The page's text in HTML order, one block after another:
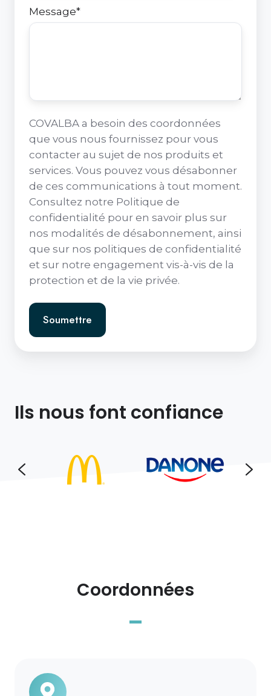
Message*
COVALBA a besoin des coordonnées
que vous nous fournissez pour vous
contacter au sujet de nos produits et
services. Vous pouvez vous désabonner
de ces communications à tout moment.
Consultez notre Politique de
confidentialité pour en savoir plus sur
nos modalités de désabonnement, ainsi
que sur nos politiques de confidentialité
et sur notre engagement vis-à-vis de la
protection et de la vie privée.
Ils nous font confiance
Coordonnées